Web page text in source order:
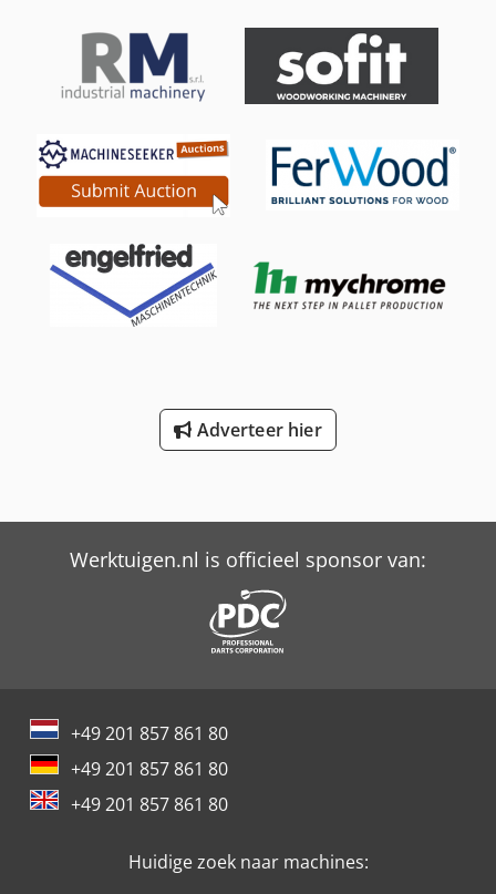
Adverteer hier
Werktuigen.nl is officieel sponsor van:
+49 201 857 861 80
+49 201 857 861 80
+49 201 857 861 80
Huidige zoek naar machines: